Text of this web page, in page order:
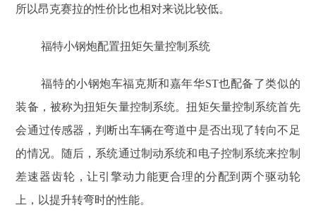
所以昂克赛拉的性价比也相对来说比较低。
福特小钢炮配置扭矩矢量控制系统
福特的小钢炮车福克斯和嘉年华ST也配备了类似的
装备，被称为扭矩矢量控制系统。扭矩矢量控制系统首先
会通过传感器，判断出车辆在弯道中是否出现了转向不足
的情况。随后，系统通过制动系统和电子控制系统来控制
差速器齿轮，让引擎动力能更合理的分配到两个驱动轮
上，以提升转弯时的性能。